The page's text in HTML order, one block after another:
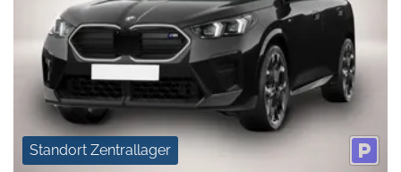
Standort Zentrallager